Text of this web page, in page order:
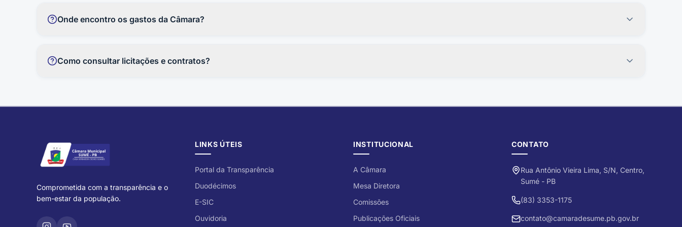
Onde encontro os gastos da Câmara?
Como consultar licitações e contratos?
Comprometida com a transparência e o
bem-estar da população.
LINKS ÚTEIS
Portal da Transparência
Duodécimos
E-SIC
Ouvidoria
INSTITUCIONAL
A Câmara
Mesa Diretora
Comissões
Publicações Oficiais
CONTATO
Rua Antônio Vieira Lima, S/N, Centro,
Sumé - PB
(83) 3353-1175
contato@camaradesume.pb.gov.br